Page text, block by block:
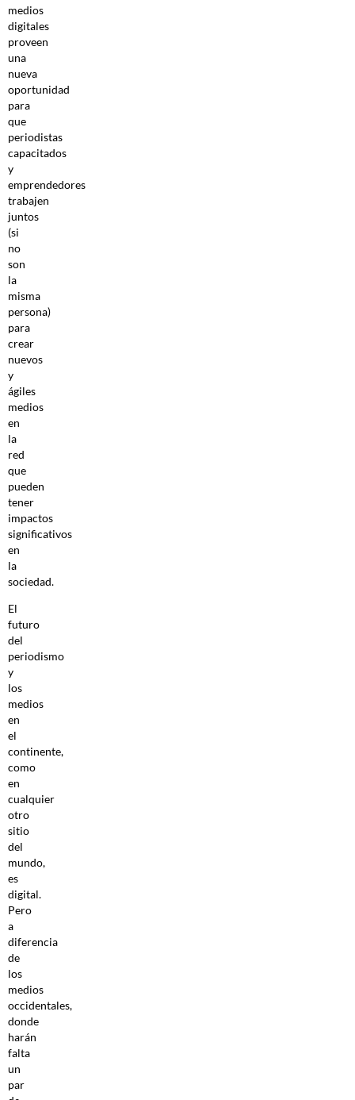
medios
digitales
proveen
una
nueva
oportunidad
para
que
periodistas
capacitados
y
emprendedores
trabajen
juntos
(si
no
son
la
misma
persona)
para
crear
nuevos
y
ágiles
medios
en
la
red
que
pueden
tener
impactos
significativos
en
la
sociedad.
El
futuro
del
periodismo
y
los
medios
en
el
continente,
como
en
cualquier
otro
sitio
del
mundo,
es
digital.
Pero
a
diferencia
de
los
medios
occidentales,
donde
harán
falta
un
par